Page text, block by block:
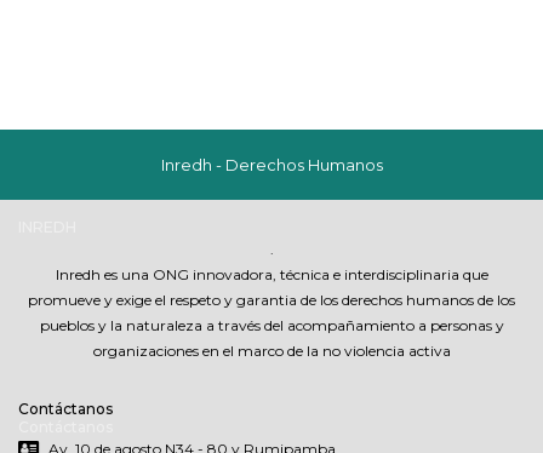
Inredh - Derechos Humanos
Inredh es una ONG innovadora, técnica e interdisciplinaria que
promueve y exige el respeto y garantia de los derechos humanos de los
pueblos y la naturaleza a través del acompañamiento a personas y
organizaciones en el marco de la no violencia activa
Contáctanos
Av. 10 de agosto N34 - 80 y Rumipamba